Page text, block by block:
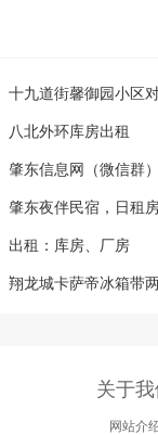
十九道街馨御园小区
八北外环库房出租
肇东信息网（微信群
肇东夜伴民宿，日租
出租：库房、厂房
翔龙城卡萨帝冰箱带
关于
网站介